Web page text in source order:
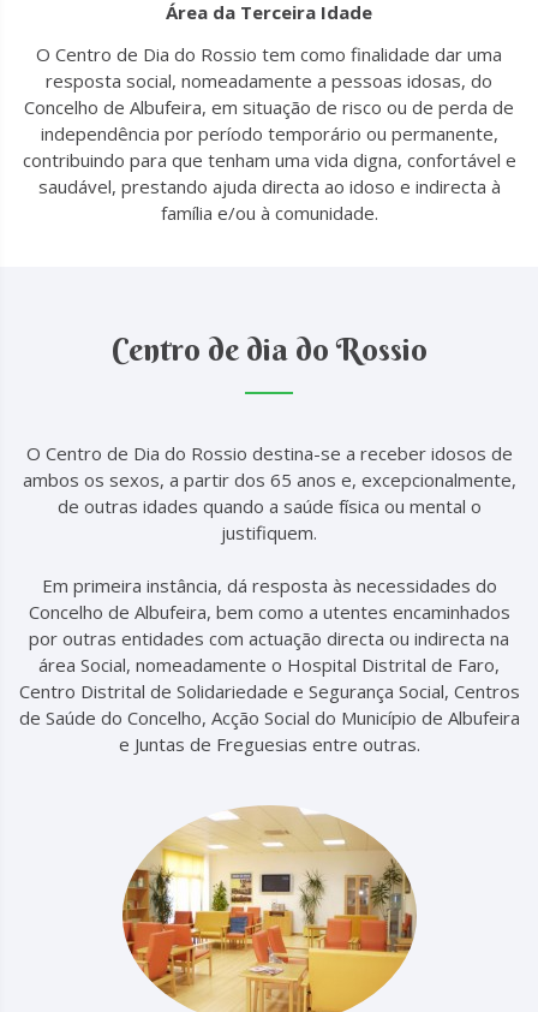
Área da Terceira Idade
O Centro de Dia do Rossio tem como finalidade dar uma
resposta social, nomeadamente a pessoas idosas, do
Concelho de Albufeira, em situação de risco ou de perda de
independência por período temporário ou permanente,
contribuindo para que tenham uma vida digna, confortável e
saudável, prestando ajuda directa ao idoso e indirecta à
família e/ou à comunidade.
Centro de dia do Rossio
O Centro de Dia do Rossio destina-se a receber idosos de
ambos os sexos, a partir dos 65 anos e, excepcionalmente,
de outras idades quando a saúde física ou mental o
justifiquem.
Em primeira instância, dá resposta às necessidades do
Concelho de Albufeira, bem como a utentes encaminhados
por outras entidades com actuação directa ou indirecta na
área Social, nomeadamente o Hospital Distrital de Faro,
Centro Distrital de Solidariedade e Segurança Social, Centros
de Saúde do Concelho, Acção Social do Município de Albufeira
e Juntas de Freguesias entre outras.